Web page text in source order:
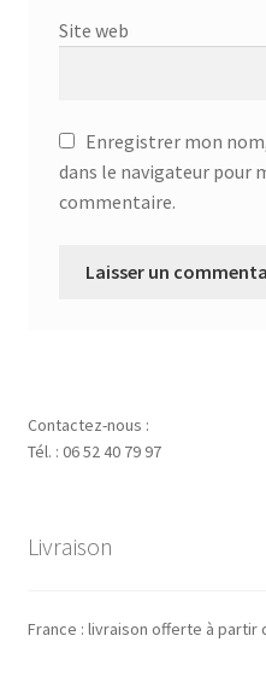
Site web
Enregistrer mon
dans le navigateur pour
commentaire.
Contactez-nous :
Tél. : 06 52 40 79 97
Livraison
France : livraison offerte à partir